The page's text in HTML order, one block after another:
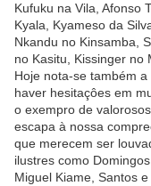
Kufuku na Vila, Afonso
Kyala, Kyameso da
Nkandu no Kinsamba,
no Kasitu, Kissinger no
Hoje nota-se também
haver hesitaçôes em
o exempro de
escapa à nossa
que merecem ser
ilustres como
Miguel Kiame, Santos